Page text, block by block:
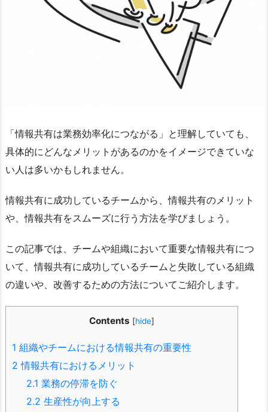
「情報共有は業務効率化につながる」と理解していても、
具体的にどんなメリットがあるのかをイメージできていな
い人は多いかもしれません。
情報共有に成功しているチームから、情報共有のメリット
や、情報共有をスムーズに行う方法を学びましょう。
この記事では、チームや組織において重要な情報共有につ
いて、情報共有に成功しているチームと失敗している組織
の違いや、改善するための方法についてご紹介します。
Contents [hide]
1 組織やチームにおける情報共有の重要性
2 情報共有におけるメリット
2.1 業務の停滞を防ぐ
2.2 生産性が向上する